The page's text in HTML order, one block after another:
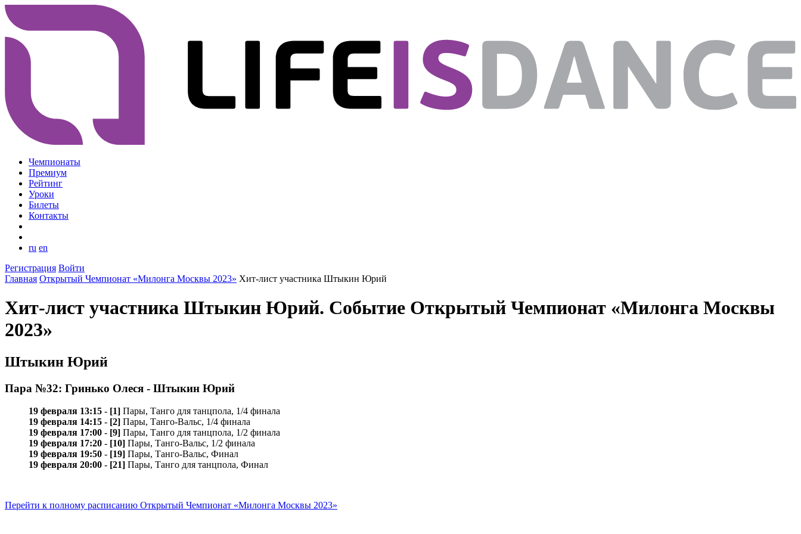
Чемпионаты
Премиум
Рейтинг
Уроки
Билеты
Контакты
ru en
Регистрация Войти
Главная Открытый Чемпионат «Милонга Москвы 2023» Хит-лист участника Штыкин Юрий
Хит-лист участника Штыкин Юрий. Событие Открытый Чемпионат «Милонга Москвы
2023»
Штыкин Юрий
Пара №32: Гринько Олеся - Штыкин Юрий
19 февраля 13:15 - [1] Пары, Танго для танцпола, 1/4 финала
19 февраля 14:15 - [2] Пары, Танго-Вальс, 1/4 финала
19 февраля 17:00 - [9] Пары, Танго для танцпола, 1/2 финала
19 февраля 17:20 - [10] Пары, Танго-Вальс, 1/2 финала
19 февраля 19:50 - [19] Пары, Танго-Вальс, Финал
19 февраля 20:00 - [21] Пары, Танго для танцпола, Финал
Перейти к полному расписанию Открытый Чемпионат «Милонга Москвы 2023»